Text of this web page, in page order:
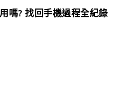
嗎? 找回手機過程全紀錄